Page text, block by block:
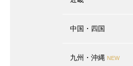
中国・四国
九州・沖縄 NEW